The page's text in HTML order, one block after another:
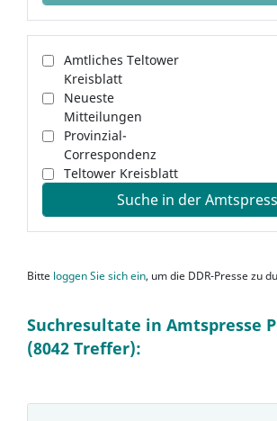
Amtliches Teltower
Kreisblatt
Neueste
Mitteilungen
Provinzial-
Correspondenz
Teltower Kreisblatt
Suche in der
Bitte loggen Sie sich ein, um die DDR-Presse zu
Suchresultate in Amtspresse
(8042 Treffer):